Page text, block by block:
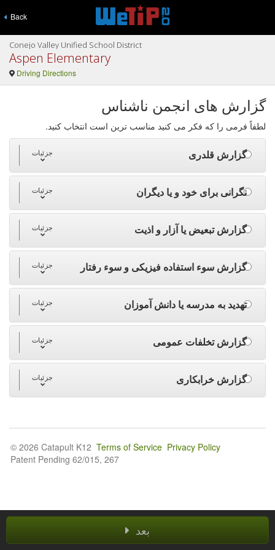
Back
Conejo Valley Unified School District
Aspen Elementary
Driving Directions
گزارش های انجمن ناشناس
لطفاً فرمی را که فکر می کنید مناسب ترین است انتخاب کنید.
گزارش قلدری جزئیات
نگرانی برای خود و یا دیگران جزئیات
گزارش تبعیض یا آزار و اذیت جزئیات
گزارش سوء استفاده فیزیکی و سوء رفتار جزئیات
تهدید به مدرسه یا دانش آموزان جزئیات
گزارش تخلفات عمومی جزئیات
گزارش خرابکاری جزئیات
بعد
© 2026 Catapult K12 Terms of Service Privacy Policy
Patent Pending 62/015, 267